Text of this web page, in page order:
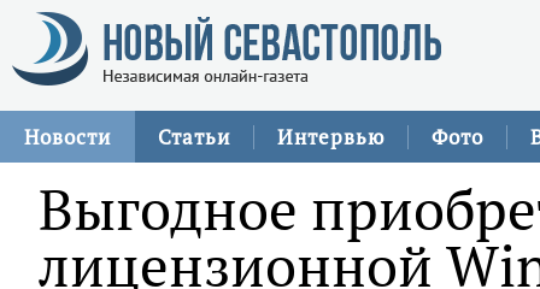
Новости Статьи Интервью Фото
Выгодное
лицензионной